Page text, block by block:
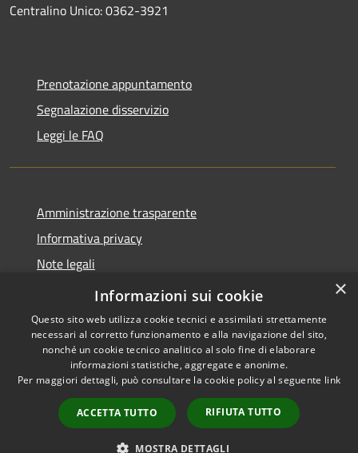
Centralino Unico: 0362-3921
Prenotazione appuntamento
Segnalazione disservizio
Leggi le FAQ
Amministrazione trasparente
Informativa privacy
Note legali
Dichiarazione di accessibilità
Accessibilità
Copyright © 2026 • Comune di
Desio • Powered by
Municipium•
Accesso
redazione
×
Informazioni sui cookie
Questo sito web utilizza cookie tecnici e assimilati strettamente
necessari al corretto funzionamento e alla navigazione del sito,
nonché un cookie tecnico analitico al solo fine di elaborare
informazioni statistiche, aggregate e anonime.
Per maggiori dettagli, può consultare la cookie policy al seguente link
ACCETTA TUTTO RIFIUTA TUTTO
MOSTRA DETTAGLI